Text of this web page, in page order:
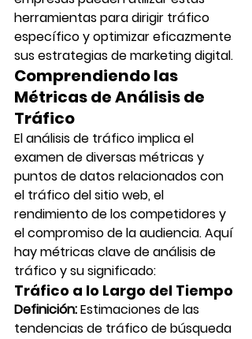
herramientas para dirigir tráfico
específico y optimizar eficazmente
sus estrategias de marketing digital.
Comprendiendo las
Métricas de Análisis de
Tráfico
El análisis de tráfico implica el
examen de diversas métricas y
puntos de datos relacionados con
el tráfico del sitio web, el
rendimiento de los competidores y
el compromiso de la audiencia. Aquí
hay métricas clave de análisis de
tráfico y su significado:
Tráfico a lo Largo del Tiempo
Definición: Estimaciones de las
tendencias de tráfico de búsqueda